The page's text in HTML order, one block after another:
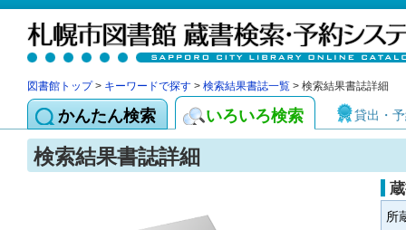
図書館トップ> キーワードで探す > 検索結果書誌一覧 > 検索結果書誌詳細
かんたん検索 いろいろ検索 貸出・
検索結果書誌詳細
所